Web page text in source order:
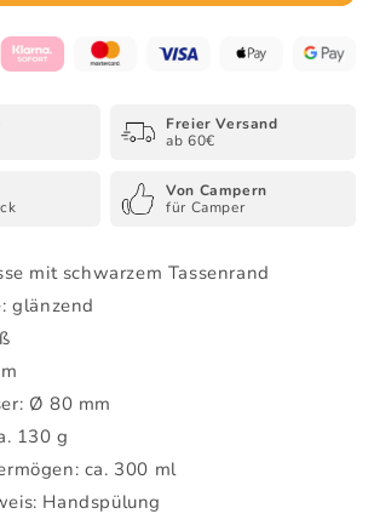
Emaille
Freier Versand
ab 60€
Von Campern
für Camper
mit schwarzem Tassenrand
glänzend
Ø 80 mm
130 g
ca. 300 ml
Handspülung